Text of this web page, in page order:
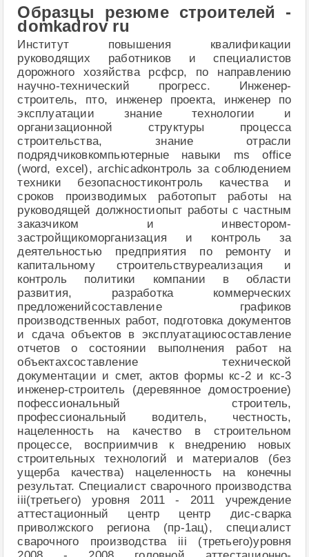
Образцы резюме строителей -
domkadrov ru
Институт повышения квалификации
руководящих работников и специалистов
дорожного хозяйства рсфср, по направлению
научно-технический прогресс. Инженер-
строитель, пто, инженер проекта, инженер по
эксплуатации знание технологии и
организационной структуры процесса
строительства, знание отрасли
подрядчиковкомпьютерные навыки ms office
(word, excel), archicadконтроль за соблюдением
техники безопасностиконтроль качества и
сроков производимых работопыт работы на
руководящей должностиопыт работы с частным
заказчиком и инвестором-
застройщикоморганизация и контроль за
деятельностью предприятия по ремонту и
капитальному строительствуреализация и
контроль политики компании в области
развития, разработка коммерческих
предложенийсоставление графиков
производственных работ, подготовка документов
и сдача объектов в эксплуатациюсоставление
отчетов о состоянии выполнения работ на
объектахсоставление технической
документации и смет, актов формы кс-2 и кс-3
инженер-строитель (деревянное домостроение)
пофессиональный строитель,
профессиональный водитель, честность,
нацеленность на качество в строительном
процессе, восприимчив к внедрению новых
строительных технологий и материалов (без
ущерба качества) нацеленность на конечны
результат. Специалист сварочного производства
iii(третьего) уровня 2011 - 2011 учреждение
аттестационный центр центр дис-сварка
приволжского региона (пр-1ац), специалист
сварочного производства iii (третьего)уровня